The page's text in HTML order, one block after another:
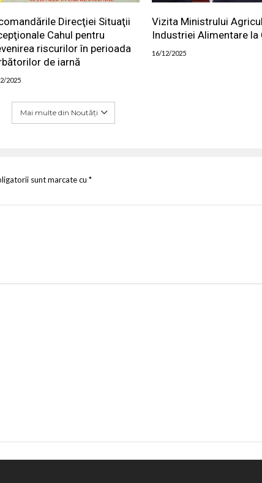
Direcţiei Situaţii
Cahul pentru
riscurilor în perioada
de iarnă
2025
Vizita Ministrului
Industriei Alimentare la
16/12/2025
Mai multe din Noutăți
sunt marcate cu *